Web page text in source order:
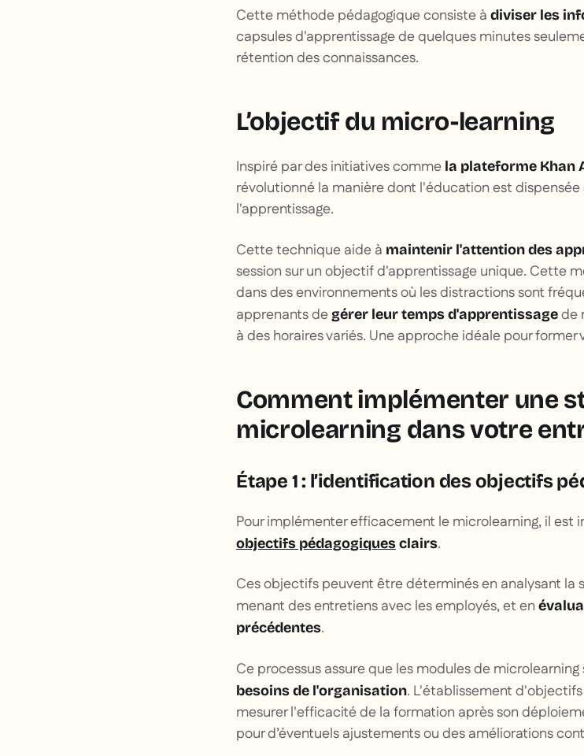
Cette méthode pédagogique consiste à diviser les
capsules d'apprentissage de quelques minutes
rétention des connaissances.
L’objectif du micro-learning
Inspiré par des initiatives comme la plateforme Khan
révolutionné la manière dont l'éducation est
l'apprentissage.
Cette technique aide à maintenir l'attention des
session sur un objectif d'apprentissage unique. Cette
dans des environnements où les distractions sont
apprenants degérer leur temps d'apprentissagede
à des horaires variés. Une approche idéale pour
Comment implémenter une
microlearning dans votre
Étape 1 : l’identification des objectifs
Pour implémenter efficacement le microlearning, il est
objectifs pédagogiquesclairs.
Ces objectifs peuvent être déterminés en analysant la
menant des entretiens avec les employés, et en
précédentes.
Ce processus assure que les modules de
besoins de l'organisation. L'établissement
mesurer l'efficacité de la formation après son
pour d’éventuels ajustements ou des améliorations